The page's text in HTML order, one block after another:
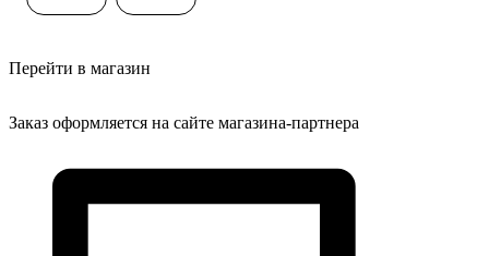
Перейти в магазин
Заказ оформляется на сайте магазина-партнера